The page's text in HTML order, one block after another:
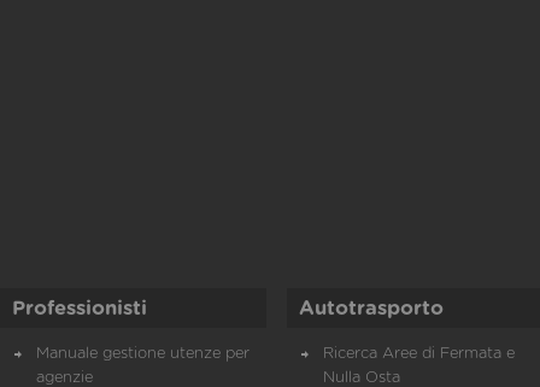
Professionisti
Manuale gestione utenze per
agenzie
Autotrasporto
Ricerca Aree di Fermata e
Nulla Osta